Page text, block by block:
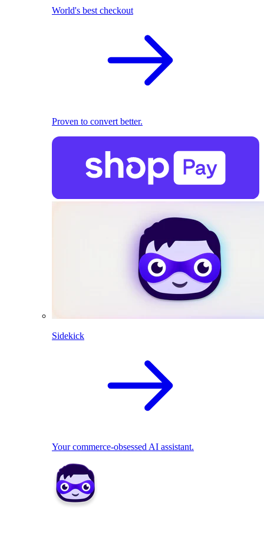
World's best checkout
Proven to convert better.
Sidekick
Your commerce-obsessed AI assistant.